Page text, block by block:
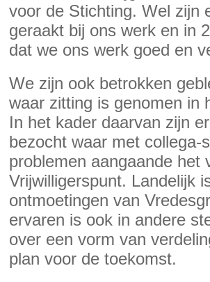
voor de Stichting. Wel zijn
geraakt bij ons werk en in
dat we ons werk goed en
We zijn ook betrokken
waar zitting is genomen in
In het kader daarvan zijn
bezocht waar met collega-
problemen aangaande het
Vrijwilligerspunt. Landelijk
ontmoetingen van
ervaren is ook in andere
over een vorm van
plan voor de toekomst.